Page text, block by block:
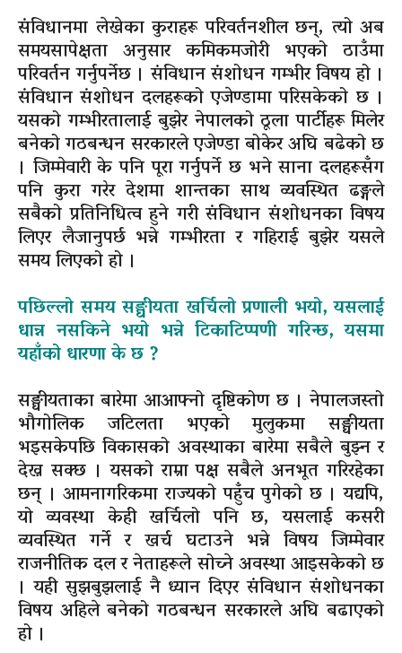
संविधानमा लेखेका कुराहरू परिवर्तनशील छन्, त्यो अब
समयसापेक्षता अनुसार कमिकमजोरी भएको ठाउँमा
परिवर्तन गर्नुपर्नेछ । संविधान संशोधन गम्भीर विषय हो ।
संविधान संशोधन दलहरूको एजेण्डामा परिसकेको छ ।
यसको गम्भीरतालाई बुझेर नेपालको ठूला पार्टीहरू मिलेर
बनेको गठबन्धन सरकारले एजेण्डा बोकेर अघि बढेको छ
। जिम्मेवारी के पनि पूरा गर्नुपर्ने छ भने साना दलहरूसँग
पनि कुरा गरेर देशमा शान्तका साथ व्यवस्थित ढङ्गले
सबैको प्रतिनिधित्व हुने गरी संविधान संशोधनका विषय
लिएर लैजानुपर्छ भन्ने गम्भीरता र गहिराई बुझेर यसले
समय लिएको हो ।
पछिल्लो समय सङ्घीयता खर्चिलो प्रणाली भयो, यसलाई
धान्न नसकिने भयो भन्ने टिकाटिप्पणी गरिन्छ, यसमा
यहाँको धारणा के छ ?
सङ्घीयताका बारेमा आआफ्नो दृष्टिकोण छ । नेपालजस्तो
भौगोलिक जटिलता भएको मुलुकमा सङ्घीयता
भइसकेपछि विकासको अवस्थाका बारेमा सबैले बुझ्न र
देख्न सक्छ । यसको राम्रा पक्ष सबैले अनभूत गरिरहेका
छन् । आमनागरिकमा राज्यको पहुँच पुगेको छ । यद्यपि,
यो व्यवस्था केही खर्चिलो पनि छ, यसलाई कसरी
व्यवस्थित गर्ने र खर्च घटाउने भन्ने विषय जिम्मेवार
राजनीतिक दल र नेताहरूले सोच्ने अवस्था आइसकेको छ
। यही सुझबुझलाई नै ध्यान दिएर संविधान संशोधनका
विषय अहिले बनेको गठबन्धन सरकारले अघि बढाएको
हो ।